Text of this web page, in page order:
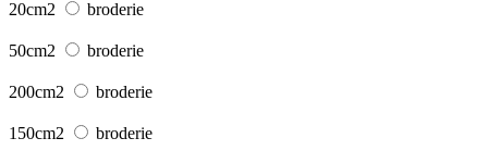
20cm2 broderie
50cm2 broderie
200cm2 broderie
150cm2 broderie